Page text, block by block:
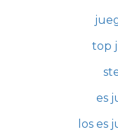
top
es
los es